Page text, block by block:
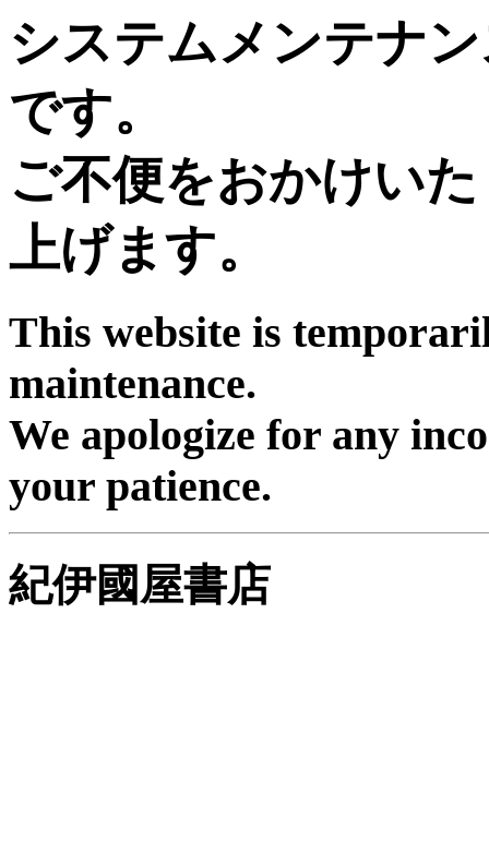
システムメンテナ
です。
ご不便をおかけい
上げます。
This website is
maintenance.
We apologize for any
your patience.
紀伊國屋書店